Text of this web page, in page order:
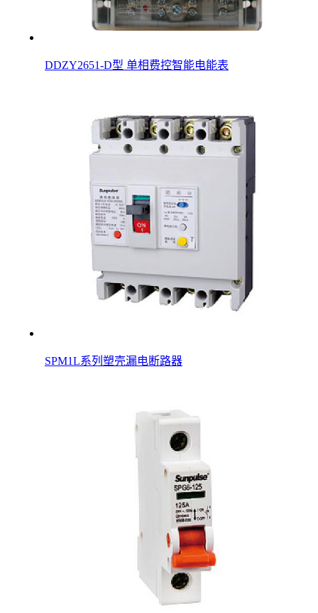
DDZY2651-D型 单相费控智能电能表
SPM1L系列塑壳漏电断路器